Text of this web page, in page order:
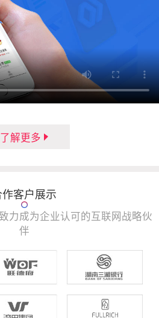
了解更多
作客户展示
力成为企业认可的互联网战略伙
伴